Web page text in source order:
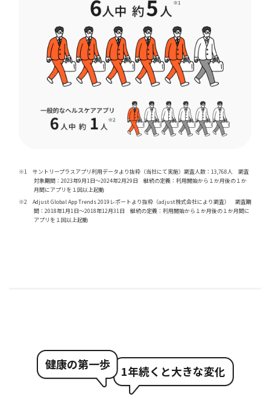
※1 サントリープラスアプリ利用データより抜粋（当社にて実施）調査人数：13,768人 調査
対象期間：2023年9月1日～2024年2月29日 継続の定義：利用開始から１か月後の１か
月間にアプリを１回以上起動
※2 Adjust Global App Trends 2019レポートより抜粋（adjust株式会社により調査） 調査期
間：2018年1月1日～2018年12月31日 継続の定義：利用開始から１か月後の１か月間に
アプリを１回以上起動
健康の第一歩 1年続くと大きな変化